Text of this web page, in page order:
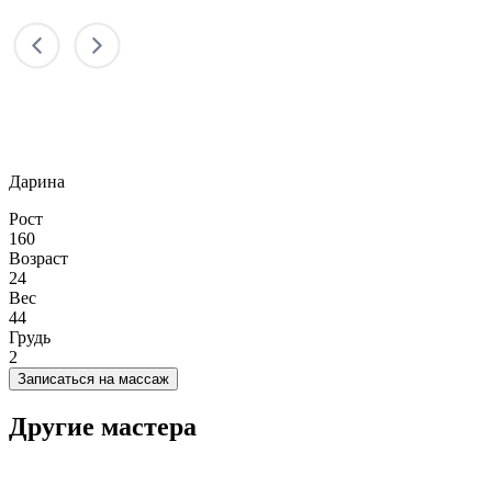
Дарина
Рост
160
Возраст
24
Вес
44
Грудь
2
Записаться на массаж
Другие мастера